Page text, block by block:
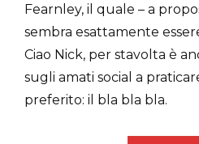
Fearnley, il quale – a
sembra esattamente
Ciao Nick, per stavolta è
sugli amati social a
preferito: il bla bla bla.